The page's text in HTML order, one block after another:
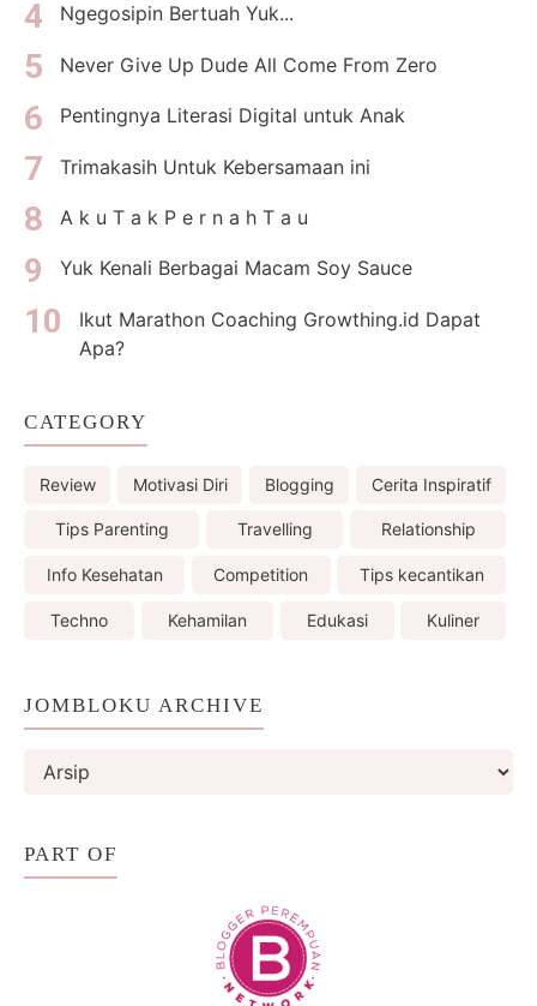
Ngegosipin Bertuah Yuk...
Never Give Up Dude All Come From Zero
Pentingnya Literasi Digital untuk Anak
Trimakasih Untuk Kebersamaan ini
A k u T a k P e r n a h T a u
Yuk Kenali Berbagai Macam Soy Sauce
Ikut Marathon Coaching Growthing.id Dapat
Apa?
CATEGORY
Review Motivasi Diri Blogging Cerita Inspiratif
Tips Parenting Travelling Relationship
Info Kesehatan Competition Tips kecantikan
Techno Kehamilan Edukasi Kuliner
JOMBLOKU ARCHIVE
PART OF